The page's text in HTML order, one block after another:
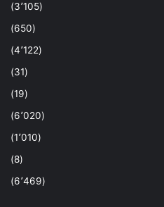
(3٬105)
(650)
(4٬122)
(31)
(19)
(6٬020)
(1٬010)
(8)
(6٬469)